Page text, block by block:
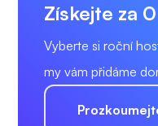
Získejte za
Vyberte si roční
my vám přidáme